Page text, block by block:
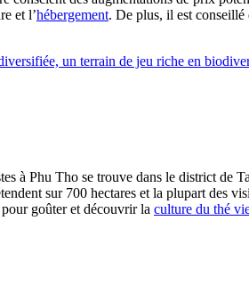
et l’hébergement. De plus, il est conseillé
un terrain de jeu riche en
à Phu Tho se trouve dans le district de
sur 700 hectares et la plupart des
goûter et découvrir la culture du thé